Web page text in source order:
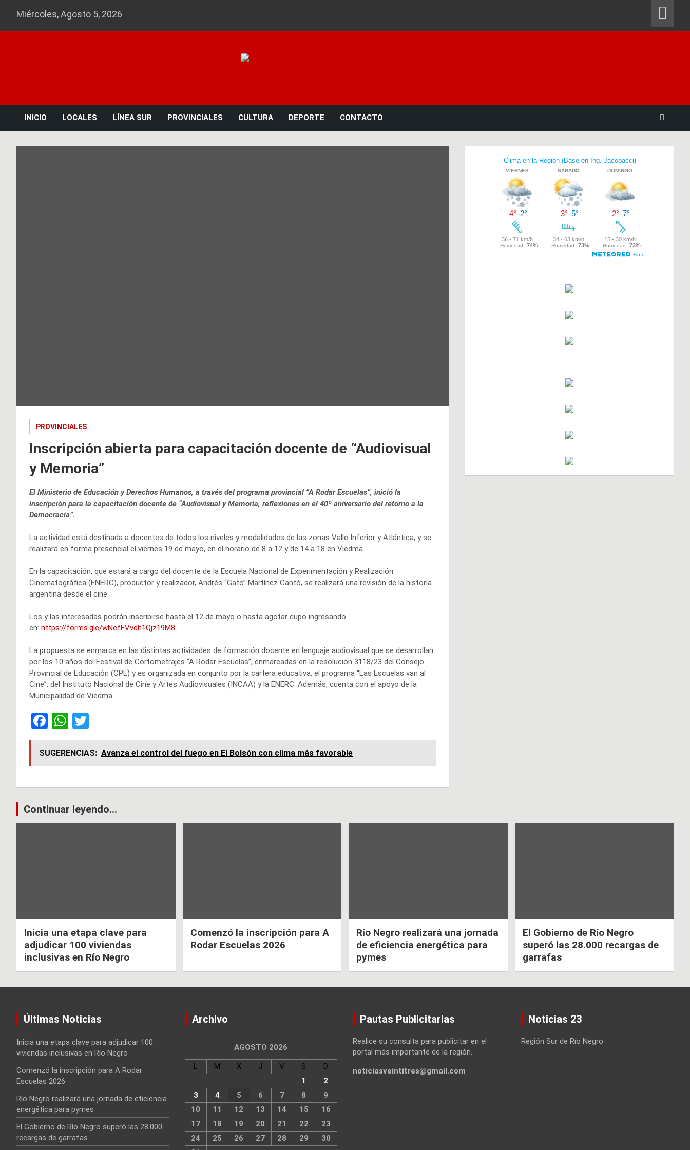
Miércoles, Agosto 5, 2026
INICIO LOCALES LÍNEA SUR PROVINCIALES CULTURA DEPORTE CONTACTO
PROVINCIALES
Inscripción abierta para capacitación docente de “Audiovisual
y Memoria”
El Ministerio de Educación y Derechos Humanos, a través del programa provincial “A Rodar Escuelas”, inició la
inscripción para la capacitación docente de “Audiovisual y Memoria, reflexiones en el 40º aniversario del retorno a la
Democracia”.
La actividad está destinada a docentes de todos los niveles y modalidades de las zonas Valle Inferior y Atlántica, y se
realizará en forma presencial el viernes 19 de mayo, en el horario de 8 a 12 y de 14 a 18 en Viedma.
En la capacitación, que estará a cargo del docente de la Escuela Nacional de Experimentación y Realización
Cinematográfica (ENERC), productor y realizador, Andrés “Gato” Martínez Cantó, se realizará una revisión de la historia
argentina desde el cine.
Los y las interesadas podrán inscribirse hasta el 12 de mayo o hasta agotar cupo ingresando
en: https://forms.gle/wNefFVvdh1Qjz19M8.
La propuesta se enmarca en las distintas actividades de formación docente en lenguaje audiovisual que se desarrollan
por los 10 años del Festival de Cortometrajes “A Rodar Escuelas”, enmarcadas en la resolución 3118/23 del Consejo
Provincial de Educación (CPE) y es organizada en conjunto por la cartera educativa, el programa “Las Escuelas van al
Cine”, del Instituto Nacional de Cine y Artes Audiovisuales (INCAA) y la ENERC. Además, cuenta con el apoyo de la
Municipalidad de Viedma.
F
a
ce
b
o
o
k
W
h
at
s
A
p
p
wi
tt
er
SUGERENCIAS: Avanza el control del fuego en El Bolsón con clima más favorable
Navegación
Continuar leyendo...
Inicia una etapa clave para
adjudicar 100 viviendas
inclusivas en Río Negro
Comenzó la inscripción para A
Rodar Escuelas 2026
Río Negro realizará una jornada
de eficiencia energética para
pymes
El Gobierno de Río Negro
superó las 28.000 recargas de
garrafas
Últimas Noticias
Inicia una etapa clave para adjudicar 100
viviendas inclusivas en Río Negro
Comenzó la inscripción para A Rodar
Escuelas 2026
Río Negro realizará una jornada de eficiencia
energética para pymes
El Gobierno de Río Negro superó las 28.000
recargas de garrafas
Archivo
AGOSTO 2026
L M X J V S
D
1
2
3
4 5 6 7 8
9
10
11 12 13 14 15
16
17
18 19 20 21 22
23
24
25 26 27 28 29
30
Pautas Publicitarias
Realice su consulta para publicitar en el
portal más importante de la región.
noticiasveintitres@gmail.com
Noticias 23
Región Sur de Río Negro